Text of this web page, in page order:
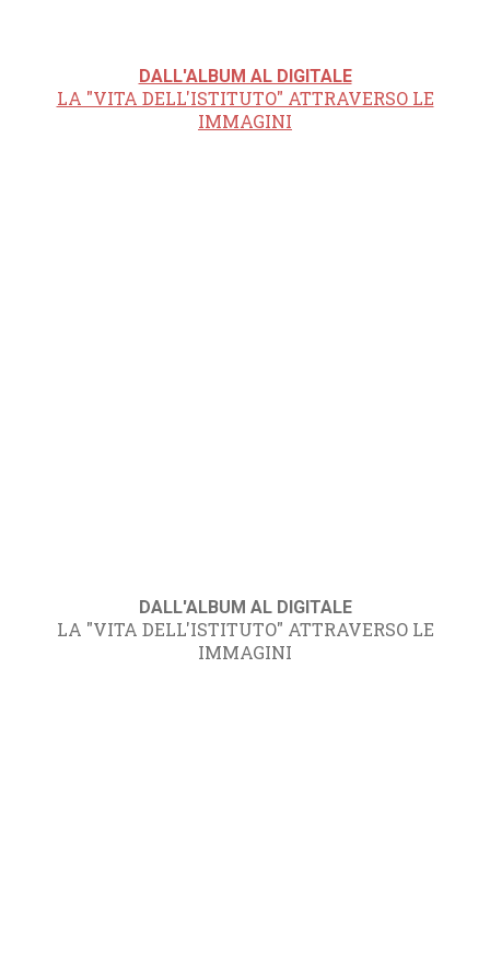
DALL'ALBUM AL DIGITALE
LA "VITA DELL'ISTITUTO" ATTRAVERSO LE
IMMAGINI
DALL'ALBUM AL DIGITALE
LA "VITA DELL'ISTITUTO" ATTRAVERSO LE
IMMAGINI